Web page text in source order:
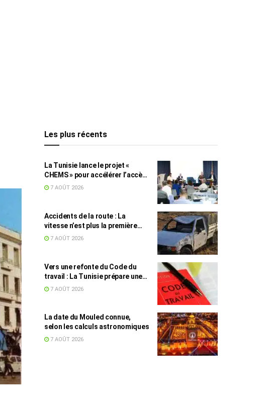
Les plus récents
La Tunisie lance le projet «
CHEMS » pour accélérer l’accès
des PME à l’énergie solaire
7 AOÛT 2026
Accidents de la route : La
vitesse n’est plus la première
cause, mais reste la plus
7 AOÛT 2026
Vers une refonte du Code du
travail : La Tunisie prépare une
législation adaptée au
7 AOÛT 2026
La date du Mouled connue,
selon les calculs astronomiques
7 AOÛT 2026